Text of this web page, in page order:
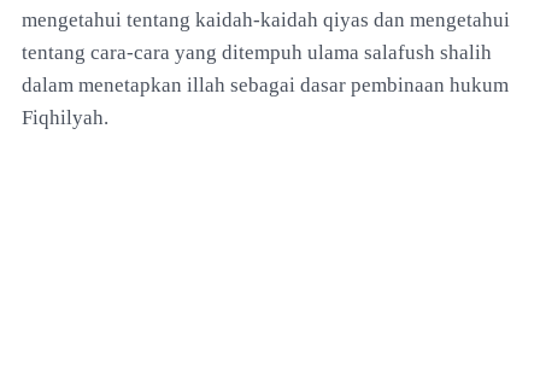
mengetahui tentang kaidah-kaidah qiyas dan mengetahui
tentang cara-cara yang ditempuh ulama salafush shalih
dalam menetapkan illah sebagai dasar pembinaan hukum
Fiqhilyah.